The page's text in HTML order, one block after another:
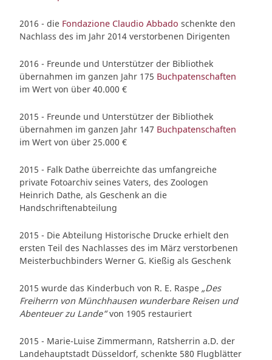
2016 - die Fondazione Claudio Abbado schenkte den
Nachlass des im Jahr 2014 verstorbenen Dirigenten
2016 - Freunde und Unterstützer der Bibliothek
übernahmen im ganzen Jahr 175 Buchpatenschaften
im Wert von über 40.000 €
2015 - Freunde und Unterstützer der Bibliothek
übernahmen im ganzen Jahr 147 Buchpatenschaften
im Wert von über 25.000 €
2015 - Falk Dathe überreichte das umfangreiche
private Fotoarchiv seines Vaters, des Zoologen
Heinrich Dathe, als Geschenk an die
Handschriftenabteilung
2015 - Die Abteilung Historische Drucke erhielt den
ersten Teil des Nachlasses des im März verstorbenen
Meisterbuchbinders Werner G. Kießig als Geschenk
2015 wurde das Kinderbuch von R. E. Raspe „Des
Freiherrn von Münchhausen wunderbare Reisen und
Abenteuer zu Lande“von 1905 restauriert
2015 - Marie-Luise Zimmermann, Ratsherrin a.D. der
Landehauptstadt Düsseldorf, schenkte 580 Flugblätter